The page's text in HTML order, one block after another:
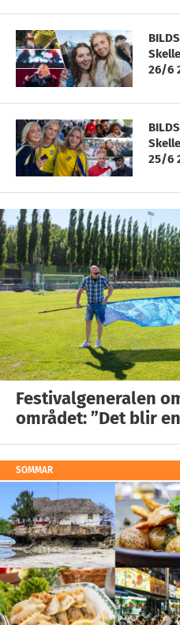
26/6
25/6
Festivalgeneralen
området: ”Det blir
SOMMAR